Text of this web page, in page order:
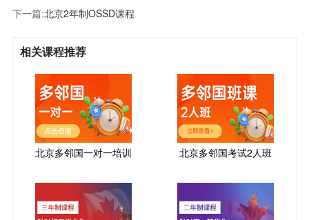
下一篇:北京2年制OSSD课程
相关课程推荐
北京多邻国一对一培训 北京多邻国考试2人班